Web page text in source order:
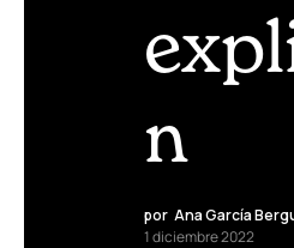
n
por Ana García
1 diciembre 2022